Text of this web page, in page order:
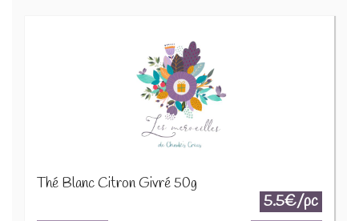
Thé Blanc Citron Givré 50g
5.5€/pc